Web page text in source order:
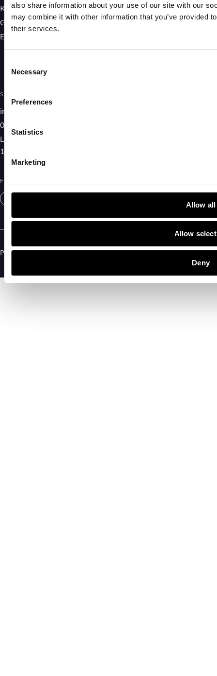
also share information about your use of our site with our
may combine it with other information that you’ve provided
their services.
Selection
Necessary
Preferences
Statistics
Marketing
Allow all
Allow
Deny
Kundcase
Guider
Events
Wise IT
SalesOnly
Eqonomy
SÄG HEJ
info@salesonly.se
08-515 145 00
Linnégatan 87
115 23 Stockholm
FÖLJ OSS
Privacy policy Cookie policy Till toppen